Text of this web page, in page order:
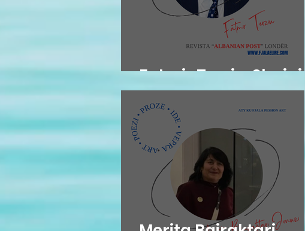
Fatmir Terziu: Shqipja